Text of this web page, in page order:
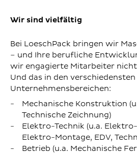
Wir sind vielfältig
Bei LoeschPack bringen wir
– und Ihre berufliche
wir engagierte Mitarbeiter
Und das in den verschiedensten
Unternehmensbereichen:
Mechanische Konstruktion
Technische Zeichnung)
Elektro-Technik (u.a.
Elektro-Montage, EDV,
Betrieb (u.a. Mechanische